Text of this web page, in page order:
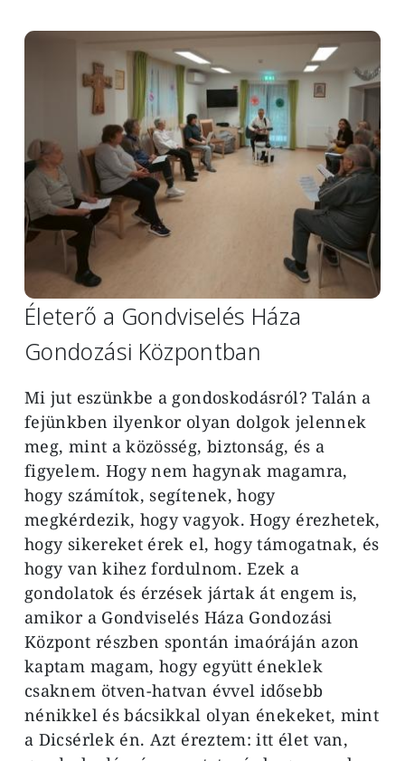
Image
Életerő a Gondviselés Háza
Gondozási Központban
Mi jut eszünkbe a gondoskodásról? Talán a
fejünkben ilyenkor olyan dolgok jelennek
meg, mint a közösség, biztonság, és a
figyelem. Hogy nem hagynak magamra,
hogy számítok, segítenek, hogy
megkérdezik, hogy vagyok. Hogy érezhetek,
hogy sikereket érek el, hogy támogatnak, és
hogy van kihez fordulnom. Ezek a
gondolatok és érzések jártak át engem is,
amikor a Gondviselés Háza Gondozási
Központ részben spontán imaóráján azon
kaptam magam, hogy együtt éneklek
csaknem ötven-hatvan évvel idősebb
nénikkel és bácsikkal olyan énekeket, mint
a Dicsérlek én. Azt éreztem: itt élet van,